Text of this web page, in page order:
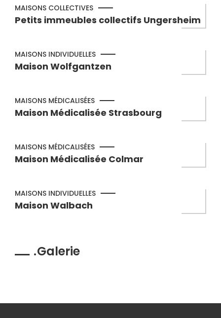
MAISONS COLLECTIVES
Petits immeubles collectifs Ungersheim
MAISONS INDIVIDUELLES
Maison Wolfgantzen
MAISONS MÉDICALISÉES
Maison Médicalisée Strasbourg
MAISONS MÉDICALISÉES
Maison Médicalisée Colmar
MAISONS INDIVIDUELLES
Maison Walbach
Galerie